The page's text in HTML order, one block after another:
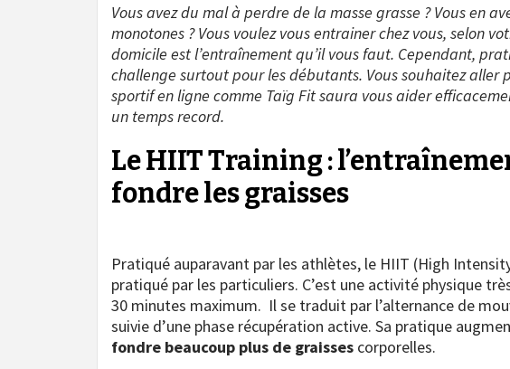
Vous avez du mal à perdre de la masse grasse ? Vous en
monotones ? Vous voulez vous entrainer chez vous, selon
domicile est l’entraînement qu’il vous faut. Cependant,
challenge surtout pour les débutants. Vous souhaitez aller
sportif en ligne comme Taïg Fit saura vous aider
un temps record.
Le HIIT Training :
fondre les graisses
Pratiqué auparavant par les athlètes, le HIIT (High
pratiqué par les particuliers. C’est une activité physique
30 minutes maximum. Il se traduit par l’alternance de
suivie d’une phase récupération active. Sa pratique
fondre beaucoup plus de graisses corporelles.